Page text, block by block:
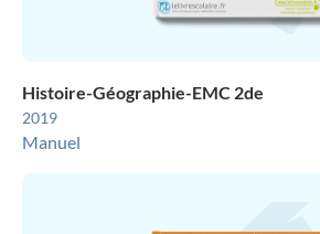
Histoire-Géographie-EMC 2de
2019
Manuel